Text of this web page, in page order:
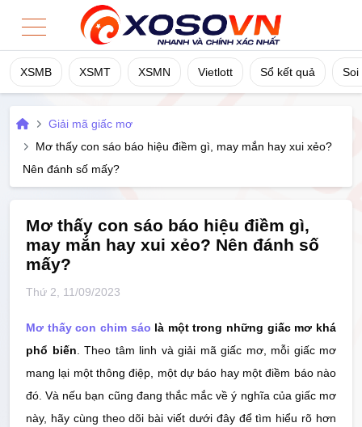
XSMB XSMT XSMN Vietlott Sổ kết quả Soi
Home
XSMT
XSMN
Vietlott
TK Cầu
Thống Kê
Giải mã giấc mơ
Mơ thấy con sáo báo hiệu điềm gì, may mắn hay xui xẻo?
Nên đánh số mấy?
Mơ thấy con sáo báo hiệu điềm gì,
may mắn hay xui xẻo? Nên đánh số
mấy?
Thứ 2, 11/09/2023
Mơ thấy con chim sáo là một trong những giấc mơ khá
phổ biến . Theo tâm linh và giải mã giấc mơ, mỗi giấc mơ
mang lại một thông điệp, một dự báo hay một điềm báo nào
đó. Và nếu bạn cũng đang thắc mắc về ý nghĩa của giấc mơ
này, hãy cùng theo dõi bài viết dưới đây để tìm hiểu rõ hơn